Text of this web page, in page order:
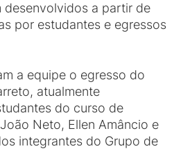
desenvolvidos a partir de
por estudantes e egressos
a equipe o egresso do
atualmente
do curso de
Neto, Ellen Amâncio e
integrantes do Grupo de